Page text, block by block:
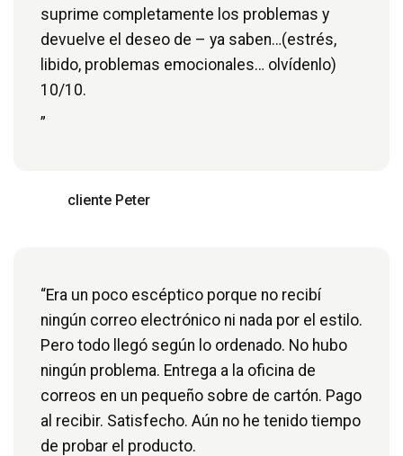
suprime completamente los problemas y
devuelve el deseo de – ya saben…(estrés,
libido, problemas emocionales… olvídenlo)
10/10.
”
cliente Peter
“Era un poco escéptico porque no recibí
ningún correo electrónico ni nada por el estilo.
Pero todo llegó según lo ordenado. No hubo
ningún problema. Entrega a la oficina de
correos en un pequeño sobre de cartón. Pago
al recibir. Satisfecho. Aún no he tenido tiempo
de probar el producto.